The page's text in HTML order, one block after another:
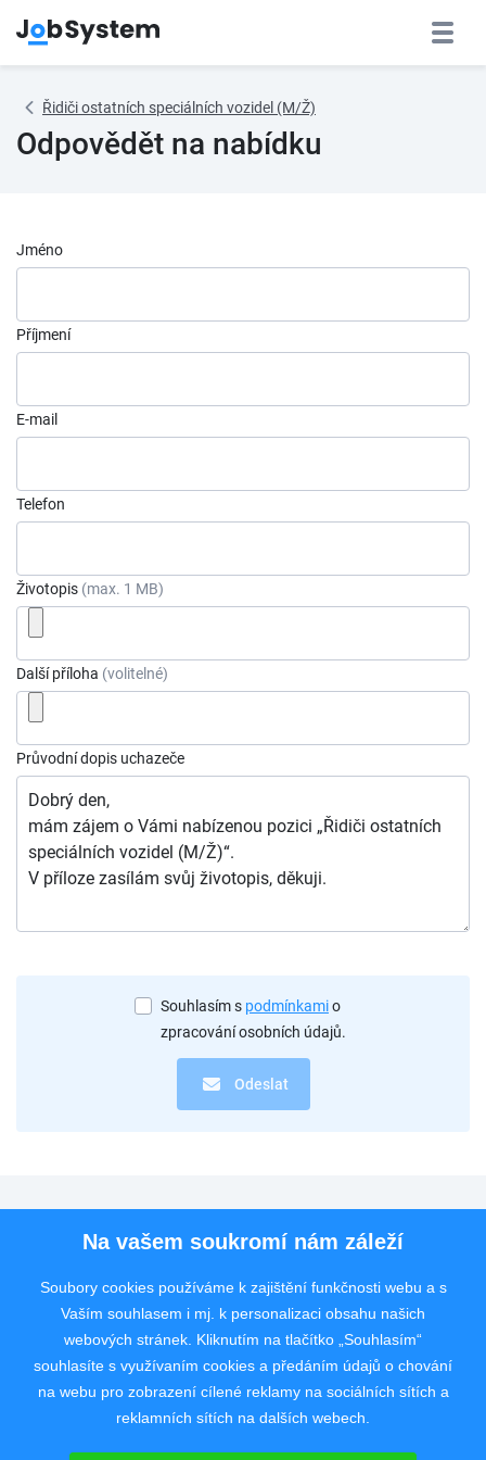
Řidiči ostatních speciálních vozidel (M/Ž)
Odpovědět na nabídku
Jméno
Příjmení
E-mail
Telefon
Životopis (max. 1 MB)
Další příloha (volitelné)
Průvodní dopis uchazeče
Souhlasím s podmínkamio
zpracování osobních údajů.
Odeslat
Pro uchazeče
Rychlý kontakt
Na vašem soukromí nám záleží
Soubory cookies používáme k zajištění funkčnosti webu a s
Vaším souhlasem i mj. k personalizaci obsahu našich
webových stránek. Kliknutím na tlačítko „Souhlasím“
souhlasíte s využívaním cookies a předáním údajů o chování
na webu pro zobrazení cílené reklamy na sociálních sítích a
reklamních sítích na dalších webech.